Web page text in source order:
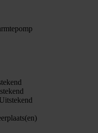
Uitstekend